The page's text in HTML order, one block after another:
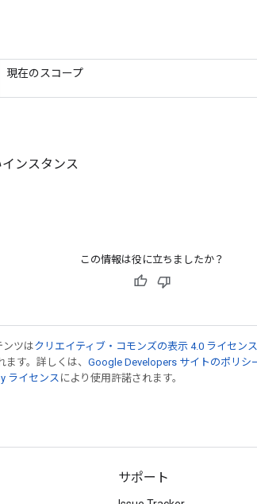
現在のスコープ
ンスタンス
この情報は役に立ちましたか？
ンツはクリエイティブ・コモンズの表示 4.0 ライセンス
す。詳しくは、 Google Developers サイトのポリシ
ライセンス により使用許諾されます。
サポート